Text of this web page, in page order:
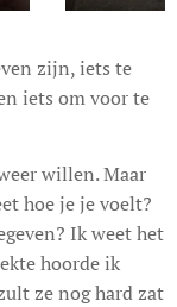
zijn, iets te
iets om voor te
willen. Maar
hoe je je voelt?
Ik weet het
hoorde ik
ze nog hard zat